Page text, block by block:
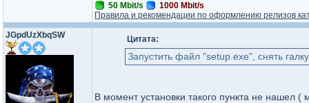
50 Mbit/s
1000 Mbit/s
Правила и рекомендации по оформлению релизов
JGpdUzXbqSW Цитата:
Запустить файл "setup.exe", снять
В момент установки такого пункта не нашел